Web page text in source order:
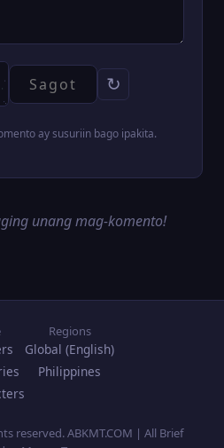
↻
ay susuriin bago ipakita.
unang mag-komento!
Regions
Global (English)
Philippines
reserved. ABKMT.COM | All Brief